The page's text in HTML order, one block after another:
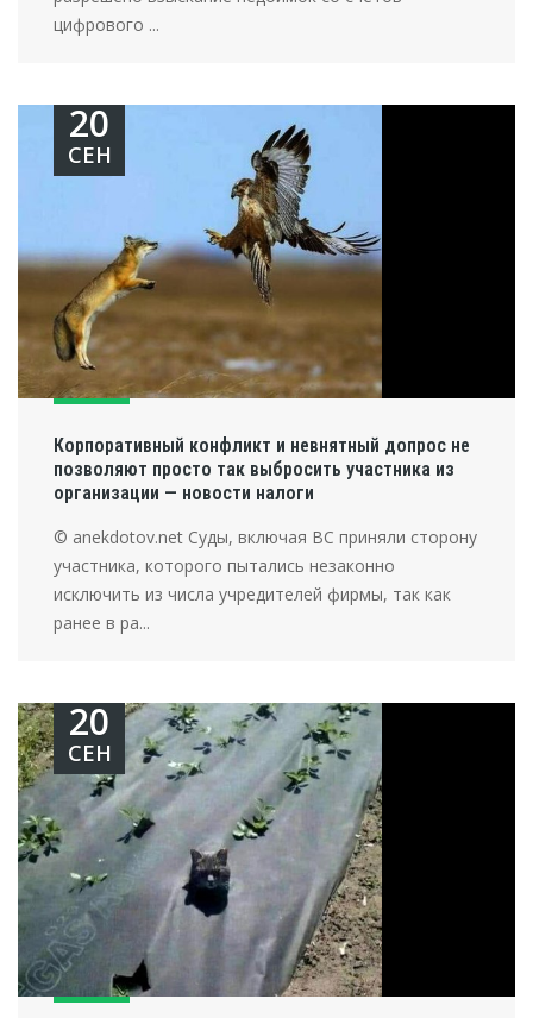
цифрового ...
Корпоративный конфликт и невнятный допрос не
позволяют просто так выбросить участника из
организации — новости налоги
20
СЕН
© anekdotov.net Суды, включая ВС приняли сторону
участника, которого пытались незаконно
исключить из числа учредителей фирмы, так как
ранее в ра...
20
СЕН